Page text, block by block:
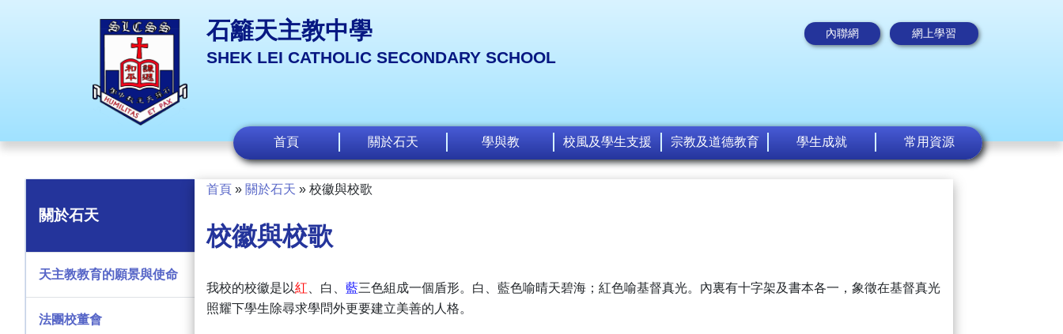
石籬天主教中學
SHEK LEI CATHOLIC SECONDARY SCHOOL
內聯網 網上學習
首頁 關於石天 學與教 校風及學生支援 宗教及道德教育 學生成就 常用資源
關於石天
天主教教育的願景與使命
法團校董會
首頁 » 關於石天 » 校徽與校歌
校徽與校歌
我校的校徽是以紅 、白、 藍三色組成一個盾形。白、藍色喻晴天碧海；紅色喻基督真光。內裏有十字架及書本各一，象徵在基督真光
照耀下學生除尋求學問外更要建立美善的人格。